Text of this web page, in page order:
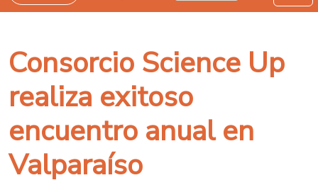
Consorcio Science Up
realiza exitoso
encuentro anual en
Valparaíso